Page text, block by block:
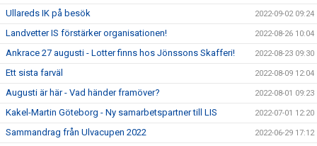
Ullareds IK på besök 2022-09-02 09:24
Landvetter IS förstärker organisationen! 2022-08-26 10:04
Ankrace 27 augusti - Lotter finns hos Jönssons Skafferi! 2022-08-23 09:30
Ett sista farväl 2022-08-09 12:04
Augusti är här - Vad händer framöver? 2022-08-01 09:23
Kakel-Martin Göteborg - Ny samarbetspartner till LIS 2022-07-01 12:20
Sammandrag från Ulvacupen 2022 2022-06-29 17:12